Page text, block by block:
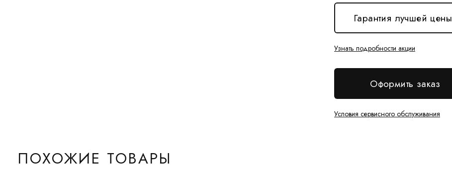
Гарантия лучшей цены
Узнать подробности акции
Оформить заказ
Условия сервисного обслуживания
ПОХОЖИЕ ТОВАРЫ